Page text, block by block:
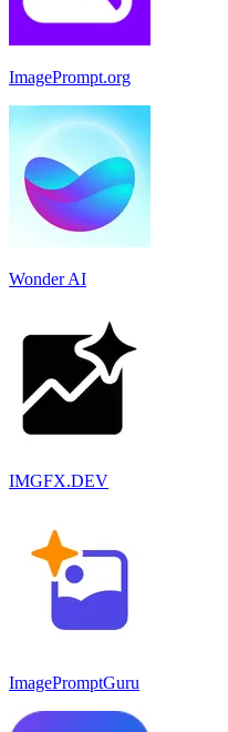
ImagePrompt.org
Wonder AI
IMGFX.DEV
ImagePromptGuru